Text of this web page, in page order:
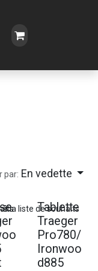
par: En vedette
Tablette
Traeger
Pro780/
Ironwoo
d885
à la liste de souhaits